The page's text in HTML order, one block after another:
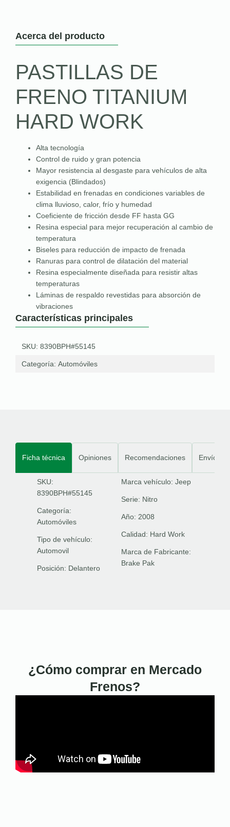
Acerca del producto
PASTILLAS DE
FRENO TITANIUM
HARD WORK
Alta tecnología
Control de ruido y gran potencia
Mayor resistencia al desgaste para vehículos de alta
exigencia (Blindados)
Estabilidad en frenadas en condiciones variables de
clima lluvioso, calor, frío y humedad
Coeficiente de fricción desde FF hasta GG
Resina especial para mejor recuperación al cambio de
temperatura
Biseles para reducción de impacto de frenada
Ranuras para control de dilatación del material
Resina especialmente diseñada para resistir altas
temperaturas
Láminas de respaldo revestidas para absorción de
vibraciones
Características principales
SKU: 8390BPH#55145
Categoría: Automóviles
Ficha técnica Opiniones Recomendaciones Envíos
SKU:
8390BPH#55145
Categoría:
Automóviles
Tipo de vehículo:
Automovil
Posición: Delantero
Marca vehículo: Jeep
Serie: Nitro
Año: 2008
Calidad: Hard Work
Marca de Fabricante:
Brake Pak
¿Cómo comprar en Mercado
Frenos?